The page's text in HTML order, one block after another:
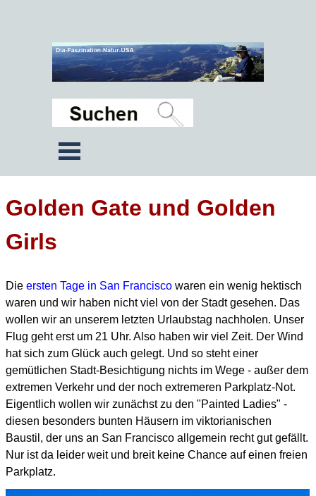
Golden Gate und Golden
Girls
Die ersten Tage in San Francisco waren ein wenig hektisch
waren und wir haben nicht viel von der Stadt gesehen. Das
wollen wir an unserem letzten Urlaubstag nachholen. Unser
Flug geht erst um 21 Uhr. Also haben wir viel Zeit. Der Wind
hat sich zum Glück auch gelegt. Und so steht einer
gemütlichen Stadt-Besichtigung nichts im Wege - außer dem
extremen Verkehr und der noch extremeren Parkplatz-Not.
Eigentlich wollen wir zunächst zu den "Painted Ladies" -
diesen besonders bunten Häusern im viktorianischen
Baustil, der uns an San Francisco allgemein recht gut gefällt.
Nur ist da leider weit und breit keine Chance auf einen freien
Parkplatz.